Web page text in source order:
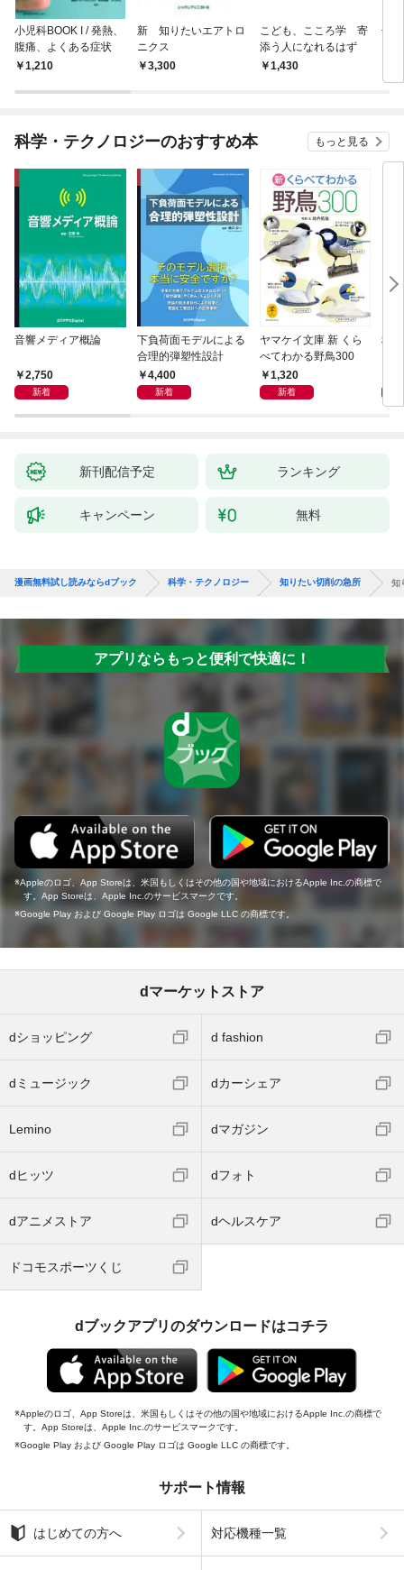
小児科BOOK I / 発熱、
腹痛、よくある症状
1,210
新 知りたいエアトロ
ニクス
3,300
こども、こころ学 寄
添う人になれるはず
1,430
子
力
科学・テクノロジーのおすすめ本 もっと見る
音響メディア概論
2,750
新着
下負荷面モデルによる
合理的弾塑性設計
4,400
新着
ヤマケイ文庫 新 くら
べてわかる野鳥300
1,320
新着
科
新刊配信予定 ランキング
キャンペーン 無料
漫画無料試し読みならdブック 科学・テクノロジー 知りたい切削の急所 知
アプリならもっと便利で快適に！
Appleのロゴ、App Storeは、米国もしくはその他の国や地域におけるApple Inc.の商標で
す。App Storeは、Apple Inc.のサービスマークです。
Google Play および Google Play ロゴは Google LLC の商標です。
dマーケットストア
dショッピング d fashion
dミュージック dカーシェア
Lemino dマガジン
dヒッツ dフォト
dアニメストア dヘルスケア
ドコモスポーツくじ
dブックアプリのダウンロードはコチラ
Appleのロゴ、App Storeは、米国もしくはその他の国や地域におけるApple Inc.の商標で
す。App Storeは、Apple Inc.のサービスマークです。
Google Play および Google Play ロゴは Google LLC の商標です。
サポート情報
はじめての方へ 対応機種一覧